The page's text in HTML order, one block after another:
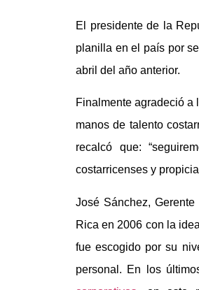
El presidente de la
planilla en el país por
abril del año anterior.
Finalmente agradeció
manos de talento
recalcó que:
costarricenses y
José Sánchez,
Rica en 2006 con la
fue escogido por su
personal. En los